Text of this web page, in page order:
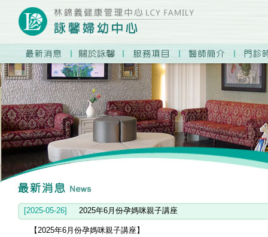
prev
next
1
2
3
4
[2025-05-26] 2025年6月份孕媽咪親子講座
【2025年6月份孕媽咪親子講座】